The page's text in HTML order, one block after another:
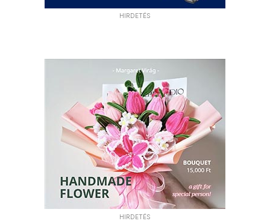
HIRDETÉS
HIRDETÉS